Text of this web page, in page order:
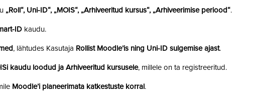
„Roll“, Uni-ID“, „MOIS“, „Arhiveeritud kursus“, „Arhiveerimise periood“.
ID kaudu.
, lähtudes Kasutaja Rollist Moodle’is ning Uni-ID sulgemise ajast.
kaudu loodud ja Arhiveeritud kursusele, millele on ta registreeritud.
Moodle’i planeerimata katkestuste korral .